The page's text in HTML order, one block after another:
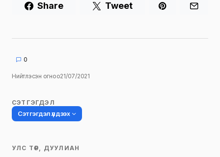
Share Tweet
0
Нийтлэсэн огноо21/07/2021
СЭТГЭГДЭЛ
Сэтгэгдэл үлдээх
УЛС ТӨР, ДУУЛИАН